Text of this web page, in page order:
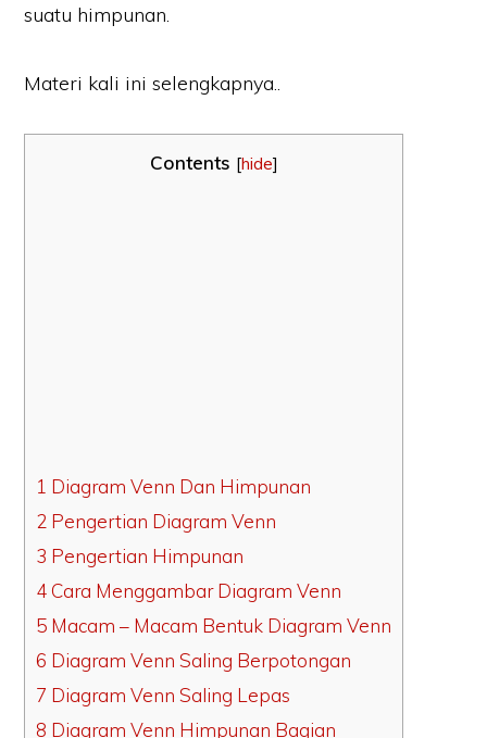
suatu himpunan.
Materi kali ini selengkapnya..
Contents [hide]
1 Diagram Venn Dan Himpunan
2 Pengertian Diagram Venn
3 Pengertian Himpunan
4 Cara Menggambar Diagram Venn
5 Macam – Macam Bentuk Diagram Venn
6 Diagram Venn Saling Berpotongan
7 Diagram Venn Saling Lepas
8 Diagram Venn Himpunan Bagian